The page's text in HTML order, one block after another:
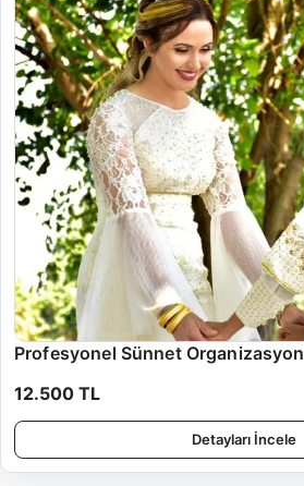
Profesyonel Sünnet Organizasyon
12.500 TL
Detayları İncele